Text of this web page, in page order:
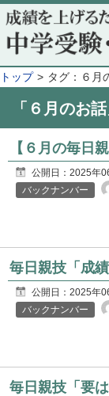
トップ タグ：６月
「６月のお
【６月の毎日
公開日： 2025年
バックナンバー
毎日親技「成
公開日： 2025年
バックナンバー
毎日親技「要